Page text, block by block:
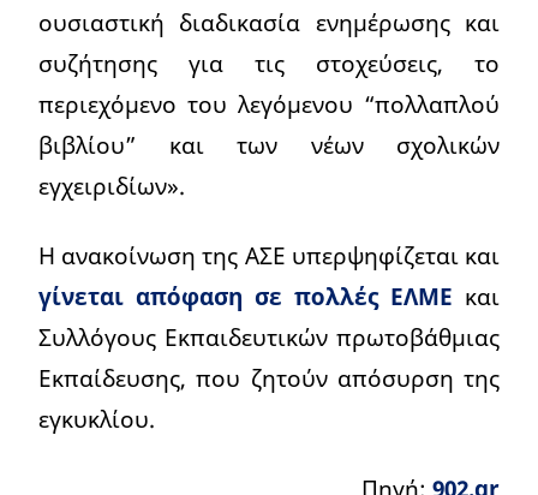
ουσιαστική διαδικασία ενημέρωσης και
συζήτησης για τις στοχεύσεις, το
περιεχόμενο του λεγόμενου “πολλαπλού
βιβλίου” και των νέων σχολικών
εγχειριδίων».
Η ανακοίνωση της ΑΣΕ υπερψηφίζεται και
γίνεται απόφαση σε πολλές ΕΛΜΕ και
Συλλόγους Εκπαιδευτικών πρωτοβάθμιας
Εκπαίδευσης, που ζητούν απόσυρση της
εγκυκλίου.